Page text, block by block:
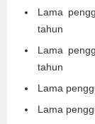
Lama
tahun
Lama
tahun
Lama
Lama